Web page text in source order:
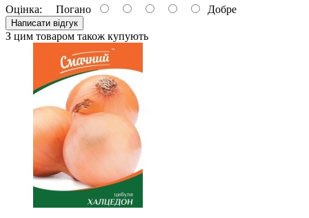
Оцінка: Погано Добре
Написати відгук
З цим товаром також купують